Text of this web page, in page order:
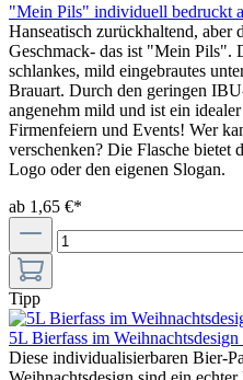
"Mein Pils" individuell bedruckt
Hanseatisch zurückhaltend,
Geschmack- das ist "Mein Pils".
schlankes, mild eingebrautes
Brauart. Durch den geringen
angenehm mild und ist ein
Firmenfeiern und Events! Wer
verschenken? Die Flasche bietet
Logo oder den eigenen Slogan.
ab 1,65 €*
Tipp
5L Bierfass im
Diese individualisierbaren Bier-